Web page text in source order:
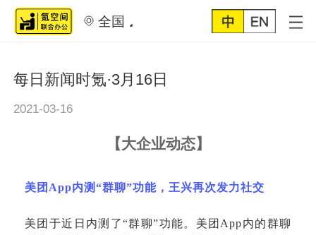
全国
每日新闻时氪·3月16日
2021-03-16
【大企业动态】
美团 App内测“群聊”功能，王兴再次发力社交
美团于近日内测了“群聊”功能。美团App内的群聊